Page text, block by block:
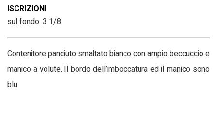
ISCRIZIONI
sul fondo: 3 1/8
Contenitore panciuto smaltato bianco con ampio beccuccio e
manico a volute. Il bordo dell’imboccatura ed il manico sono
blu.